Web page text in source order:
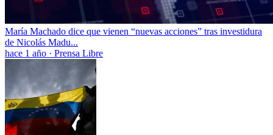
María Machado dice que vienen “nuevas acciones” tras investidura
de Nicolás Madu...
hace 1 año · Prensa Libre